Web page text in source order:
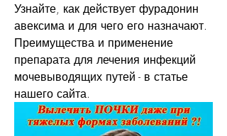
Узнайте, как действует фурадонин
авексима и для чего его назначают.
Преимущества и применение
препарата для лечения инфекций
мочевыводящих путей - в статье
нашего сайта.